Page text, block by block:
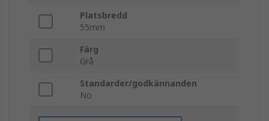
Platsbredd
55mm
Färg
Grå
Standarder/godkännanden
No